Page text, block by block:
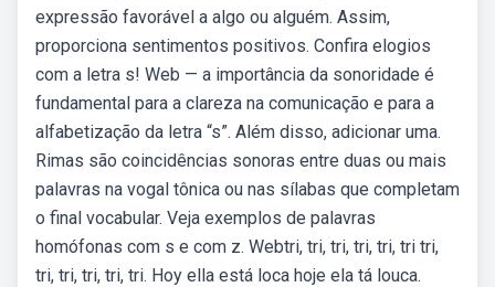
expressão favorável a algo ou alguém. Assim,
proporciona sentimentos positivos. Confira elogios
com a letra s! Web — a importância da sonoridade é
fundamental para a clareza na comunicação e para a
alfabetização da letra “s”. Além disso, adicionar uma.
Rimas são coincidências sonoras entre duas ou mais
palavras na vogal tônica ou nas sílabas que completam
o final vocabular. Veja exemplos de palavras
homófonas com s e com z. Webtri, tri, tri, tri, tri, tri tri,
tri, tri, tri, tri, tri. Hoy ella está loca hoje ela tá louca.